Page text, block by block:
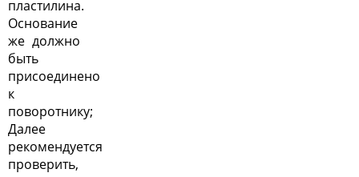
пластилина.
Основание
же должно
быть
присоединено
к
поворотнику;
Далее
рекомендуется
проверить,